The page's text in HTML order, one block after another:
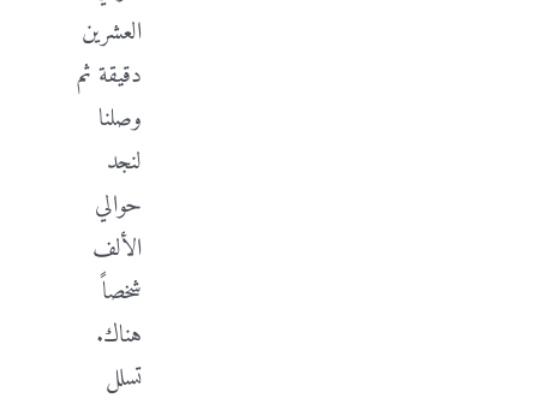
العشرين
دقيقة ثم
وصلنا
لنجد
حوالي
الألف
شخصاً
هناك.
تسلل